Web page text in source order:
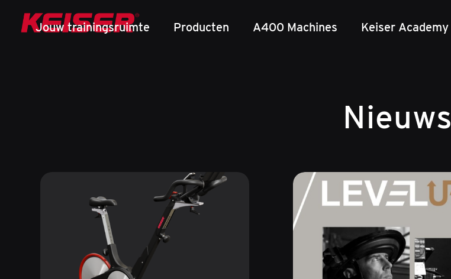
Jouw trainingsruimte Producten A400 Machines Keiser Academy
Nieuws